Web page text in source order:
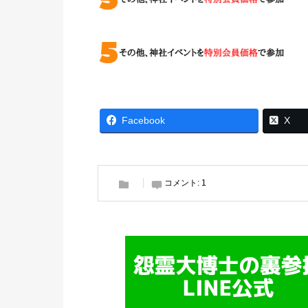
Facebook X
コメント: 1